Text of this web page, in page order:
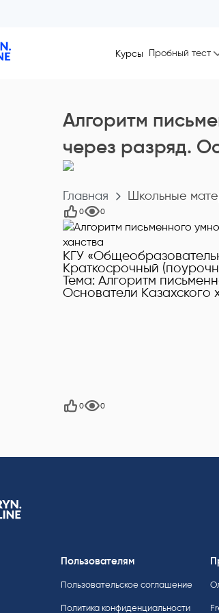
Курсы Пробный тест
Алгоритм
через разряд.
Главная Школьные
0 0
КГУ
Краткосрочный
Тема: Алгоритм
Основатели Кaзахского
Ход
0 0
Пользователям
Пользовательское соглашение
Политика конфиденциальности